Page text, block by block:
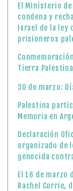
El Ministerio
condena y
Israel de la ley
prisioneros
Tierra
30 de marzo:
Palestina
Memoria en
Declaración
organizado de
genocida
El 16 de
Rachel Corrie,